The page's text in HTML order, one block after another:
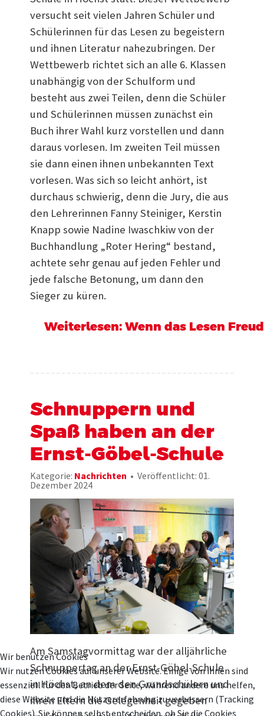
versucht seit vielen Jahren Schüler und
Schülerinnen für das Lesen zu begeistern
und ihnen Literatur nahezubringen. Der
Wettbewerb richtet sich an alle 6. Klassen
unabhängig von der Schulform und
besteht aus zwei Teilen, denn die Schüler
und Schülerinnen müssen zunächst ein
Buch ihrer Wahl kurz vorstellen und dann
daraus vorlesen. Im zweiten Teil müssen
sie dann einen ihnen unbekannten Text
vorlesen. Was sich so leicht anhört, ist
durchaus schwierig, denn die Jury, die aus
den Lehrerinnen Fanny Steiniger, Kerstin
Knapp sowie Nadine Iwaschkiw von der
Buchhandlung „Roter Hering“ bestand,
achtete sehr genau auf jeden Fehler und
jede falsche Betonung, um dann den
Sieger zu küren.
Weiterlesen: Wenn das Lesen
Schnuppern und
Spaß haben an der
Ernst-Göbel-Schule
Kategorie: Nachrichten
Veröffentlicht: 01.
Dezember 2024
Am Samstagvormittag war der alljährliche
Schnuppertag an der Ernst-Göbel-Schule
in Höchst, an dem den Grundschülern und
ihren Eltern die Gelegenheit gegeben
Wir benutzen Cookies
Wir nutzen Cookies auf unserer Website. Einige von ihnen sind
essenziell für den Betrieb der Seite, während andere uns helfen,
diese Website und die Nutzererfahrung zu verbessern (Tracking
Cookies). Sie können selbst entscheiden, ob Sie die Cookies